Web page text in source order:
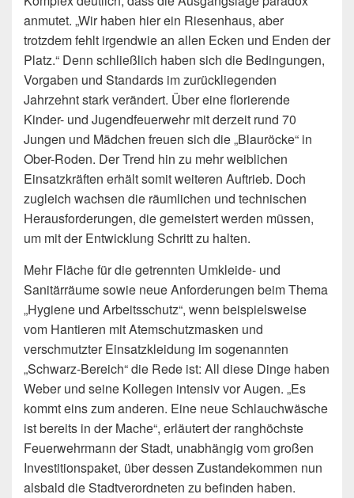
anmutet. „Wir haben hier ein Riesenhaus, aber
trotzdem fehlt irgendwie an allen Ecken und Enden der
Platz.“ Denn schließlich haben sich die Bedingungen,
Vorgaben und Standards im zurückliegenden
Jahrzehnt stark verändert. Über eine florierende
Kinder- und Jugendfeuerwehr mit derzeit rund 70
Jungen und Mädchen freuen sich die „Blauröcke“ in
Ober-Roden. Der Trend hin zu mehr weiblichen
Einsatzkräften erhält somit weiteren Auftrieb. Doch
zugleich wachsen die räumlichen und technischen
Herausforderungen, die gemeistert werden müssen,
um mit der Entwicklung Schritt zu halten.
Mehr Fläche für die getrennten Umkleide- und
Sanitärräume sowie neue Anforderungen beim Thema
„Hygiene und Arbeitsschutz“, wenn beispielsweise
vom Hantieren mit Atemschutzmasken und
verschmutzter Einsatzkleidung im sogenannten
„Schwarz-Bereich“ die Rede ist: All diese Dinge haben
Weber und seine Kollegen intensiv vor Augen. „Es
kommt eins zum anderen. Eine neue Schlauchwäsche
ist bereits in der Mache“, erläutert der ranghöchste
Feuerwehrmann der Stadt, unabhängig vom großen
Investitionspaket, über dessen Zustandekommen nun
alsbald die Stadtverordneten zu befinden haben.